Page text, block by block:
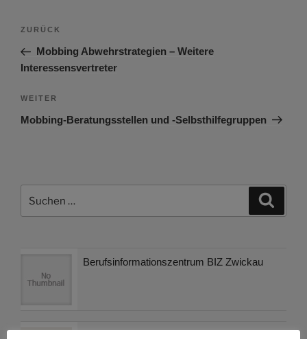
Beitragsnavigation
Vorheriger
Beitrag
ZURÜCK
Mobbing Abwehrstrategien – Weitere
Interessensvertreter
Nächster
Beitrag
WEITER
Mobbing-Beratungsstellen und -Selbsthilfegruppen
nach:
Berufsinformationszentrum BIZ Zwickau